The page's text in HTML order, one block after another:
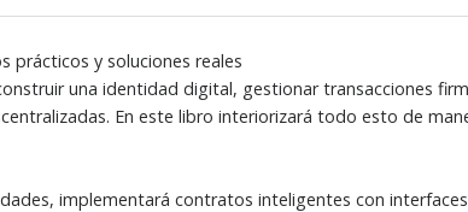
prácticos y soluciones reales
una identidad digital, gestionar transacciones
En este libro interiorizará todo esto de
implementará contratos inteligentes con